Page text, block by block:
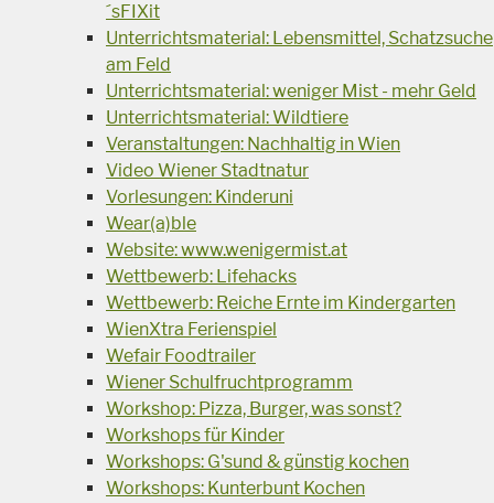
´sFIXit
Unterrichtsmaterial: Lebensmittel, Schatzsuche
am Feld
Unterrichtsmaterial: weniger Mist - mehr Geld
Unterrichtsmaterial: Wildtiere
Veranstaltungen: Nachhaltig in Wien
Video Wiener Stadtnatur
Vorlesungen: Kinderuni
Wear(a)ble
Website: www.wenigermist.at
Wettbewerb: Lifehacks
Wettbewerb: Reiche Ernte im Kindergarten
WienXtra Ferienspiel
Wefair Foodtrailer
Wiener Schulfruchtprogramm
Workshop: Pizza, Burger, was sonst?
Workshops für Kinder
Workshops: G'sund & günstig kochen
Workshops: Kunterbunt Kochen